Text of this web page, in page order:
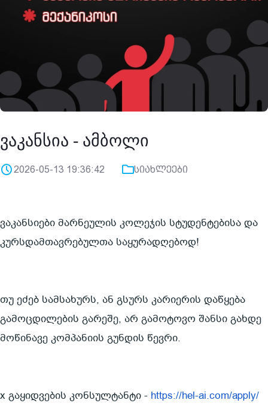
ვაკანსია - ამბოლი
2026-05-13 19:36:42 სიახლეები
ვაკანსიები მარნეულის კოლეჯის სტუდენტებისა და
კურსდამთავრებულთა საყურადღებოდ!
თუ ეძებ სამსახურს, ან გსურს კარიერის დაწყება
გამოცდილების გარეშე, არ გამოტოვო შანსი გახდე
მოწინავე კომპანიის გუნდის წევრი.
x გაყიდვების კონსულტანტი - https://hel-ai.com/apply/